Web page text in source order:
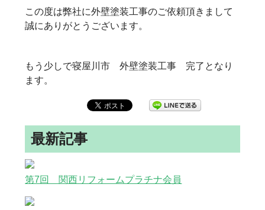
この度は弊社に外壁塗装工事のご依頼頂きまして
誠にありがとうございます。
もう少しで寝屋川市 外壁塗装工事 完了となり
ます。
最新記事
第7回 関西リフォームプラチナ会員